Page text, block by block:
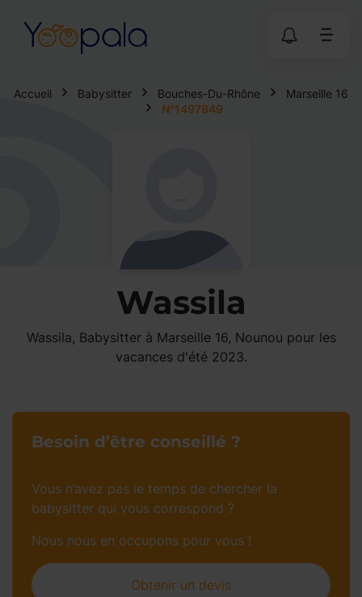
Accueil Babysitter Bouches-Du-Rhône
Marseille 16
N°1497849
Wassila
Wassila, Babysitter à Marseille 16, Nounou pour les
vacances d'été 2023.
Besoin d’être conseillé ?
Vous n’avez pas le temps de chercher la
babysitter qui vous correspond ?
Nous nous en occupons pour vous !
Obtenir un devis